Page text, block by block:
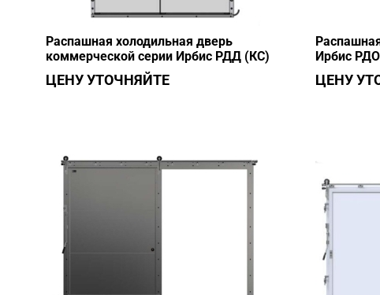
Распашная холодильная дверь
коммерческой серии Ирбис РДД (КС)
ЦЕНУ УТОЧНЯЙТЕ
Ирбис
ЦЕНУ